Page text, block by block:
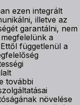
ezen integrált
illetve az
garantálni, nem
a
függetlenül a
további
növelése